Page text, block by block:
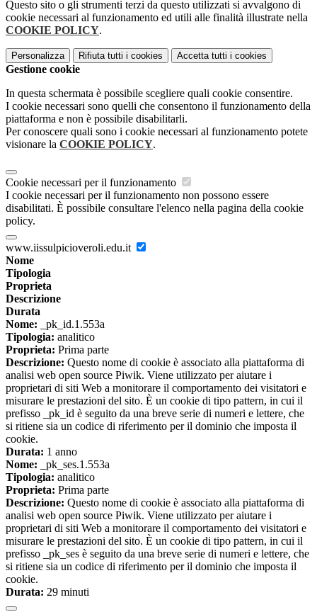
Questo sito o gli strumenti terzi da questo utilizzati si avvalgono di
cookie necessari al funzionamento ed utili alle finalità illustrate nella
COOKIE POLICY.
Personalizza Rifiuta tutti i cookies Accetta tutti i cookies
Gestione cookie
In questa schermata è possibile scegliere quali cookie consentire.
I cookie necessari sono quelli che consentono il funzionamento della
piattaforma e non è possibile disabilitarli.
Per conoscere quali sono i cookie necessari al funzionamento potete
visionare la COOKIE POLICY.
Cookie necessari per il funzionamento
I cookie necessari per il funzionamento non possono essere
disabilitati. È possibile consultare l'elenco nella pagina della cookie
policy.
www.iissulpicioveroli.edu.it
Nome
Tipologia
Proprieta
Descrizione
Durata
Nome: _pk_id.1.553a
Tipologia: analitico
Proprieta: Prima parte
Descrizione: Questo nome di cookie è associato alla piattaforma di
analisi web open source Piwik. Viene utilizzato per aiutare i
proprietari di siti Web a monitorare il comportamento dei visitatori e
misurare le prestazioni del sito. È un cookie di tipo pattern, in cui il
prefisso _pk_id è seguito da una breve serie di numeri e lettere, che
si ritiene sia un codice di riferimento per il dominio che imposta il
cookie.
Durata: 1 anno
Nome: _pk_ses.1.553a
Tipologia: analitico
Proprieta: Prima parte
Descrizione: Questo nome di cookie è associato alla piattaforma di
analisi web open source Piwik. Viene utilizzato per aiutare i
proprietari di siti Web a monitorare il comportamento dei visitatori e
misurare le prestazioni del sito. È un cookie di tipo pattern, in cui il
prefisso _pk_ses è seguito da una breve serie di numeri e lettere, che
si ritiene sia un codice di riferimento per il dominio che imposta il
cookie.
Durata: 29 minuti